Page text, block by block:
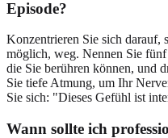
Episode?
Konzentrieren Sie sich darauf,
möglich, weg. Nennen Sie
die Sie berühren können, und
Sie tiefe Atmung, um Ihr
Sie sich: "Dieses Gefühl ist
Wann sollte ich